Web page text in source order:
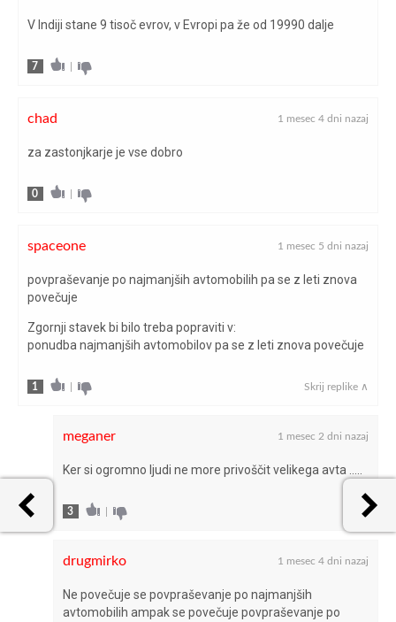
V Indiji stane 9 tisoč evrov, v Evropi pa že od 19990 dalje
7
chad 1 mesec 4 dni nazaj
za zastonjkarje je vse dobro
0
spaceone 1 mesec 5 dni nazaj
povpraševanje po najmanjših avtomobilih pa se z leti znova
povečuje
Zgornji stavek bi bilo treba popraviti v:
ponudba najmanjših avtomobilov pa se z leti znova povečuje
1 Skrij replike ∧
meganer 1 mesec 2 dni nazaj
Ker si ogromno ljudi ne more privoščit velikega avta …..
3
drugmirko 1 mesec 4 dni nazaj
Ne povečuje se povpraševanje po najmanjših
avtomobilih ampak se povečuje povpraševanje po